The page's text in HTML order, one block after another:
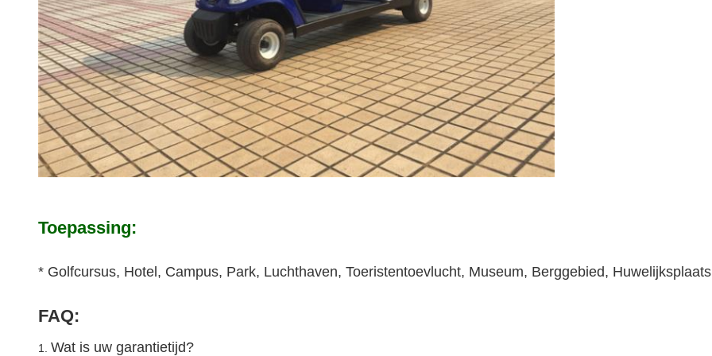
Toepassing:
* Golfcursus, Hotel, Campus, Park, Luchthaven, Toeristentoevlucht, Museum, Berggebied,
FAQ:
1. Wat is uw garantietijd?